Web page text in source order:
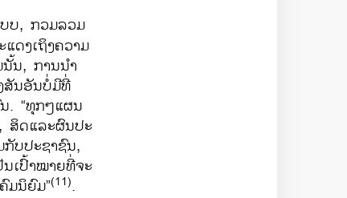
ບ, ກວມລວມ
ດງ​ເຖິງ​ຄວາມ​
ນ, ການ​ນຳ​
ສັນອັນບໍ່ມີທີ່
​. “ທຸກ​ໆແຜນ
ສິດ​ແລະຜົນ​ປະ​
ບ​ປະ​ຊາ​ຊົນ,
ນເປົ້າໝາຍທີ່ຈະ
ມ​ນິຍົມ”(11).